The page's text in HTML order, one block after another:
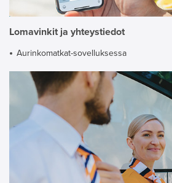
Lomavinkit ja yhteystiedot
Aurinkomatkat-sovelluksessa